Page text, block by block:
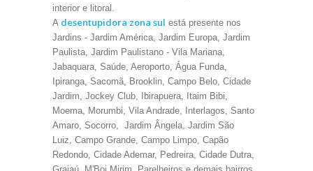
interior e litoral.
A desentupidora zona sul está presente nos
Jardins - Jardim América, Jardim Europa, Jardim
Paulista, Jardim Paulistano - Vila Mariana,
Jabaquara, Saúde, Aeroporto, Água Funda,
Ipiranga, Sacomã, Brooklin, Campo Belo, Cidade
Jardim, Jockey Club, Ibirapuera, Itaim Bibi,
Moema, Morumbi, Vila Andrade, Interlagos, Santo
Amaro, Socorro, Jardim Ângela, Jardim São
Luiz, Campo Grande, Campo Limpo, Capão
Redondo, Cidade Ademar, Pedreira, Cidade Dutra,